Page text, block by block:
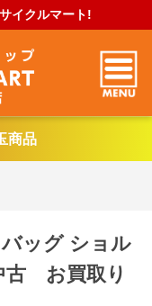
イクルマート!
商品
ッグ ショル
古 お買取り